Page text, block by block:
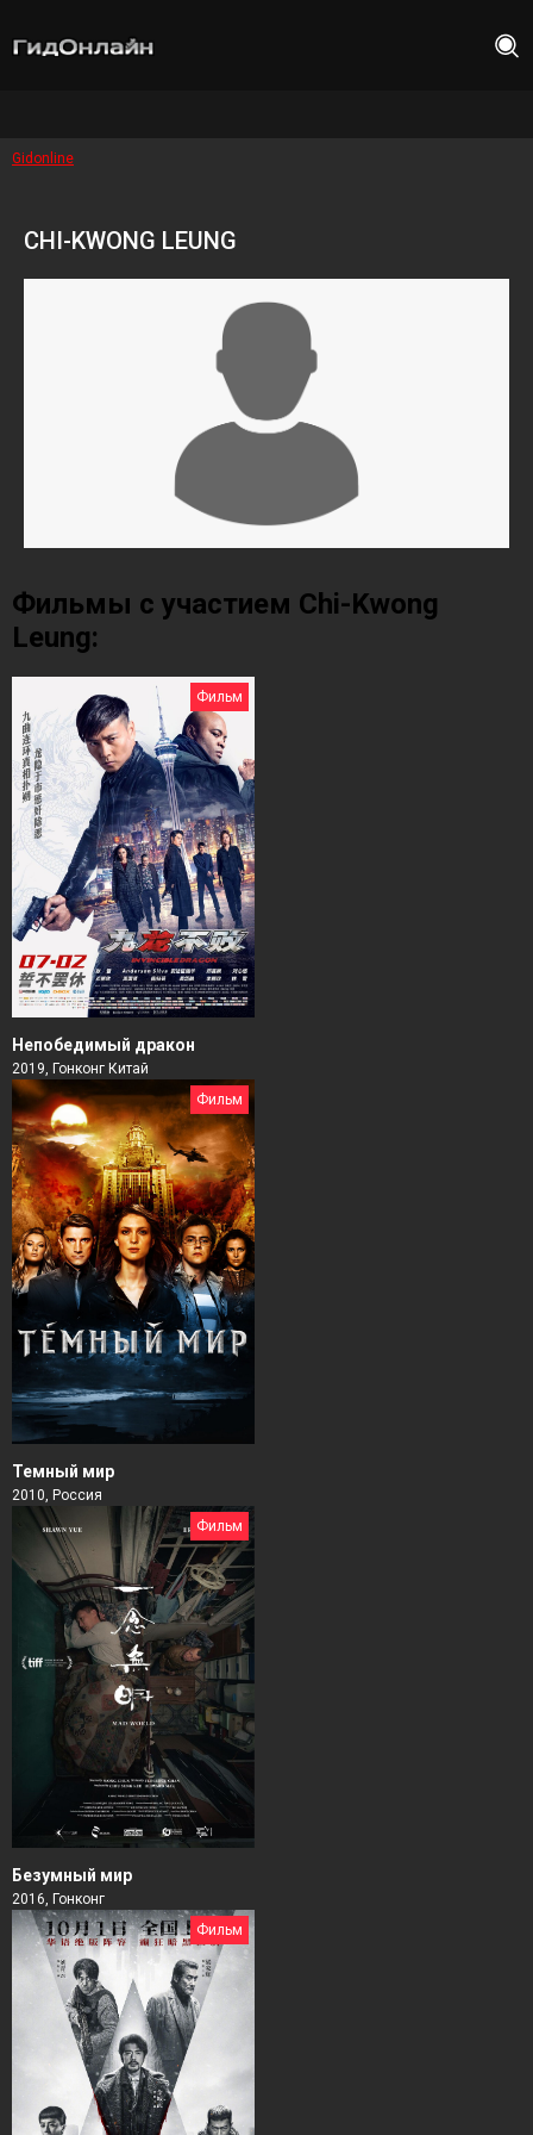
Gidonline
CHI-KWONG LEUNG
Фильмы с участием Chi-Kwong
Leung:
Фильм
Непобедимый дракон
2019, Гонконг Китай
Фильм
Темный мир
2010, Россия
Фильм
Безумный мир
2016, Гонконг
Фильм